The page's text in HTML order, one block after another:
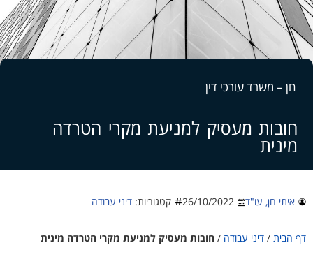
פשיטות רגל
חובות מעסיק למניעת מקרי הטרדה
מינית
חן – משרד עורכי דין
איתי חן, עו"ד 26/10/2022 קטגוריות: דיני עבודה
דף הבית / דיני עבודה / חובות מעסיק למניעת מקרי הטרדה מינית